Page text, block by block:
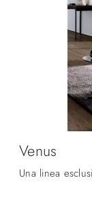
Venus